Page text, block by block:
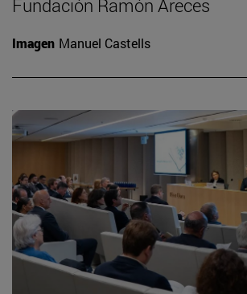
Fundación Ramón Areces
Imagen Manuel Castells